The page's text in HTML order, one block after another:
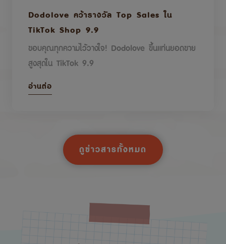
Dodolove คว้ารางวัล Top Sales ใน
TikTok Shop 9.9
ขอบคุณทุกความไว้วางใจ! Dodolove ขึ้นแท่นยอดขาย
สูงสุดใน TikTok 9.9
อ่านต่อ
ดูข่าวสารทั้งหมด